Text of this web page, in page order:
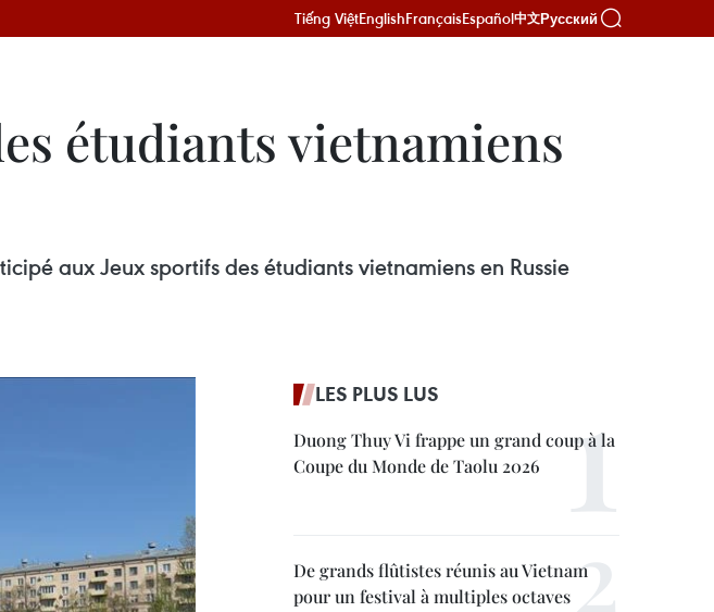
Tiếng ViệtEnglishFrançaisEspañol中文Русский
étudiants vietnamiens
aux Jeux sportifs des étudiants vietnamiens en Russie
LES PLUS LUS
Duong Thuy Vi frappe un grand coup à la
Coupe du Monde de Taolu 2026
De grands flûtistes réunis au Vietnam
pour un festival à multiples octaves